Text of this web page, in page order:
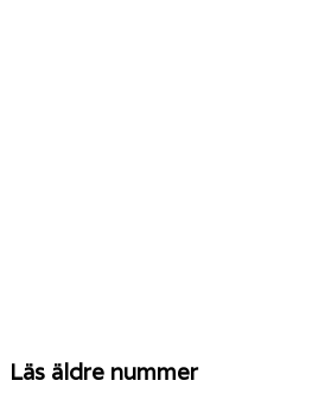
Läs äldre nummer